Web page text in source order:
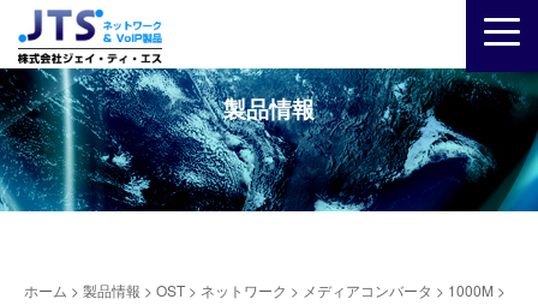
製品情報
ホーム > 製品情報 > OST > ネットワーク > メディアコンバータ > 1000M >